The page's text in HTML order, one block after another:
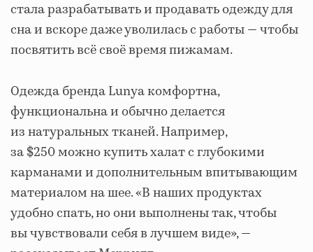
стала разрабатывать и продавать одежду для
сна и вскоре даже уволилась с работы — чтобы
посвятить всё своё время пижамам.
Одежда бренда Lunya комфортна,
функциональна и обычно делается
из натуральных тканей. Например,
за $250 можно купить халат с глубокими
карманами и дополнительным впитывающим
материалом на шее. «В наших продуктах
удобно спать, но они выполнены так, чтобы
вы чувствовали себя в лучшем виде», —